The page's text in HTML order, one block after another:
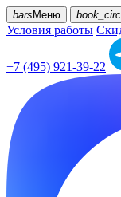
bars Меню
Условия работы
+7 (495) 921-39-22